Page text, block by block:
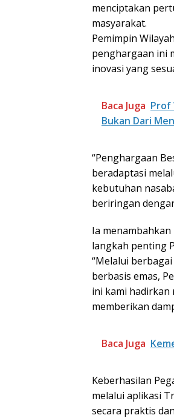
menciptakan
masyarakat.
Pemimpin
penghargaan ini
inovasi yang
Baca Juga Prof
Bukan Dari
“Penghargaan
beradaptasi
kebutuhan
beriringan
Ia
langkah penting
“Melalui
berbasis emas,
ini kami hadirkan
memberikan
Baca Juga
Keberhasilan
melalui aplikasi
secara praktis